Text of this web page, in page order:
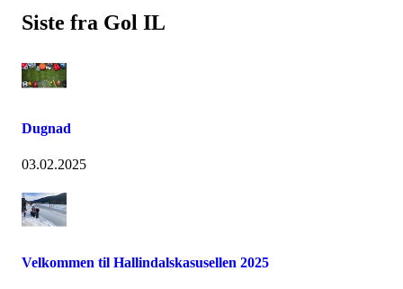
Siste fra Gol IL
Dugnad
03.02.2025
Velkommen til Hallindalskasusellen 2025